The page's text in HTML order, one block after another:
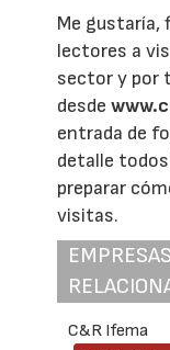
Me gustaría,
lectores a
sector y por
desde
entrada de
detalle
preparar
visitas.
C&R Ifema